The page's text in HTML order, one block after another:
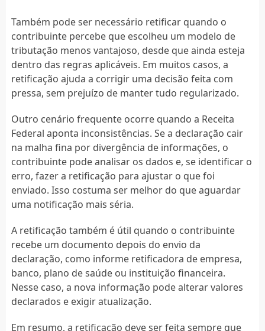
Também pode ser necessário retificar quando o
contribuinte percebe que escolheu um modelo de
tributação menos vantajoso, desde que ainda esteja
dentro das regras aplicáveis. Em muitos casos, a
retificação ajuda a corrigir uma decisão feita com
pressa, sem prejuízo de manter tudo regularizado.
Outro cenário frequente ocorre quando a Receita
Federal aponta inconsistências. Se a declaração cair
na malha fina por divergência de informações, o
contribuinte pode analisar os dados e, se identificar o
erro, fazer a retificação para ajustar o que foi
enviado. Isso costuma ser melhor do que aguardar
uma notificação mais séria.
A retificação também é útil quando o contribuinte
recebe um documento depois do envio da
declaração, como informe retificadora de empresa,
banco, plano de saúde ou instituição financeira.
Nesse caso, a nova informação pode alterar valores
declarados e exigir atualização.
Em resumo, a retificação deve ser feita sempre que